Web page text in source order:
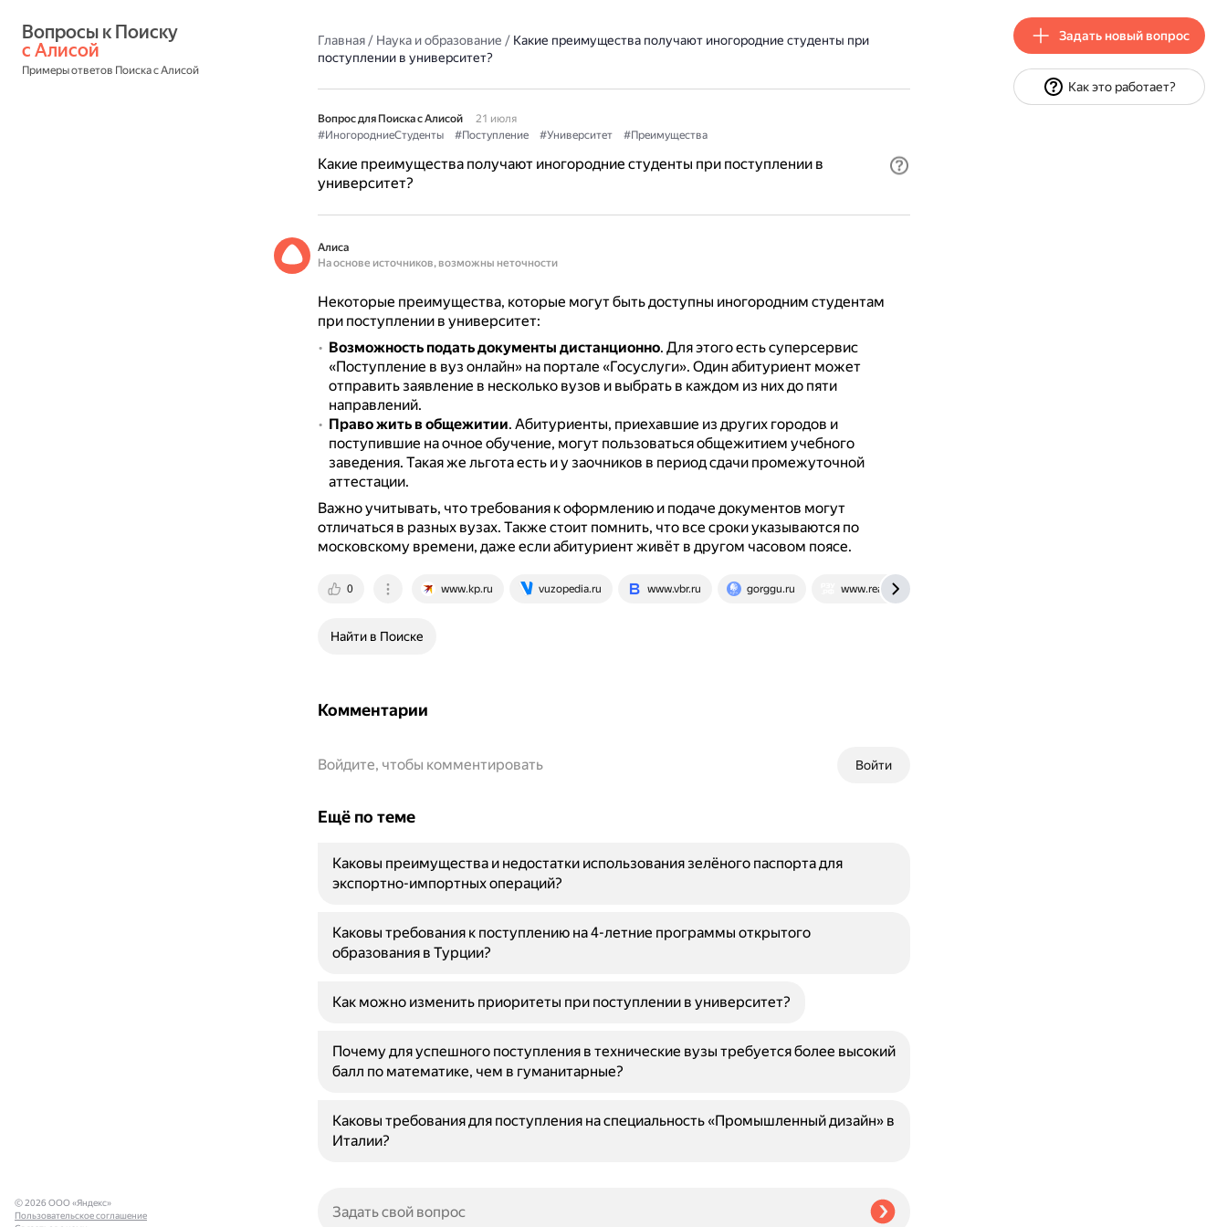
с Алисой
Примеры ответов Поиска с Алисой
Главная/ Наука и образование / Какие преимущества получают иногородние студенты при
поступлении в университет?
Вопрос для Поиска с Алисой
21 июля
#ИногородниеСтуденты
#Поступление #Университет #Преимущества
Какие преимущества получают иногородние студенты при поступлении в
университет?
Алиса
На основе источников, возможны неточности
Некоторые преимущества, которые могут быть доступны иногородним студентам
при поступлении в университет:
Возможность подать документы дистанционно. Для этого есть суперсервис
«Поступление в вуз онлайн» на портале «Госуслуги». Один абитуриент может
отправить заявление в несколько вузов и выбрать в каждом из них до пяти
направлений.
Право жить в общежитии. Абитуриенты, приехавшие из других городов и
поступившие на очное обучение, могут пользоваться общежитием учебного
заведения. Такая же льгота есть и у заочников в период сдачи промежуточной
аттестации.
Важно учитывать, что требования к оформлению и подаче документов могут
отличаться в разных вузах. Также стоит помнить, что все сроки указываются по
московскому времени, даже если абитуриент живёт в другом часовом поясе.
0 www.kp.ru vuzopedia.ru www.vbr.ru gorggu.ru www.rea.ru
Найти в Поиске
Комментарии
Войти
Войдите, чтобы комментировать
Ещё по теме
Каковы преимущества и недостатки использования зелёного паспорта для
экспортно-импортных операций?
Каковы требования к поступлению на 4-летние программы открытого
образования в Турции?
Как можно изменить приоритеты при поступлении в университет?
Почему для успешного поступления в технические вузы требуется более высокий
балл по математике, чем в гуманитарные?
Каковы требования для поступления на специальность «Промышленный дизайн» в
Италии?
© 2026 ООО «Яндекс»
Пользовательское соглашение
Задать новый вопрос
Как это работает?